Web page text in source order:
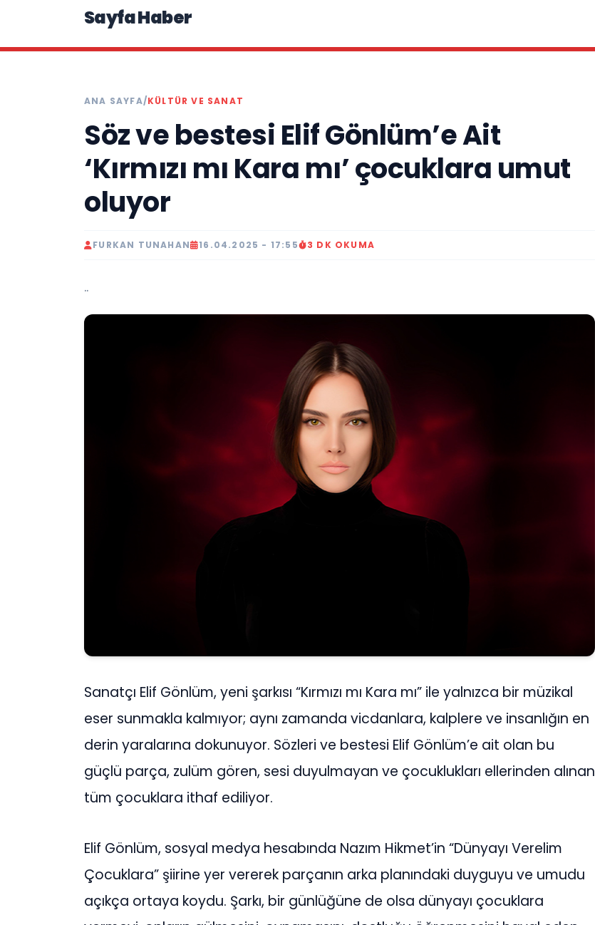
Sayfa Haber
ANA SAYFA/KÜLTÜR VE SANAT
Söz ve bestesi Elif Gönlüm’e Ait
‘Kırmızı mı Kara mı’ çocuklara umut
oluyor
FURKAN TUNAHAN 16.04.2025 - 17:55 3 DK OKUMA
..
Sanatçı Elif Gönlüm, yeni şarkısı “Kırmızı mı Kara mı” ile yalnızca bir müzikal
eser sunmakla kalmıyor; aynı zamanda vicdanlara, kalplere ve insanlığın en
derin yaralarına dokunuyor. Sözleri ve bestesi Elif Gönlüm’e ait olan bu
güçlü parça, zulüm gören, sesi duyulmayan ve çocuklukları ellerinden alınan
tüm çocuklara ithaf ediliyor.
Elif Gönlüm, sosyal medya hesabında Nazım Hikmet’in “Dünyayı Verelim
Çocuklara” şiirine yer vererek parçanın arka planındaki duyguyu ve umudu
açıkça ortaya koydu. Şarkı, bir günlüğüne de olsa dünyayı çocuklara